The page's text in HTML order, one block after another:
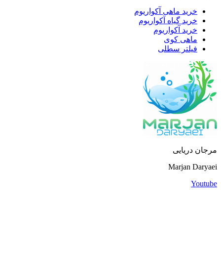
خرید ماهی آکواریوم
خرید گیاه آکواریوم
خرید آکواریوم
ماهی کوی
فیلتر سطلی
مرجان دریایی
Marjan Daryaei
Youtube